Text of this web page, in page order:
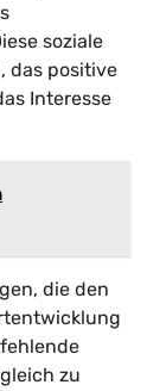
soziale
das positive
Interesse
die den
zu